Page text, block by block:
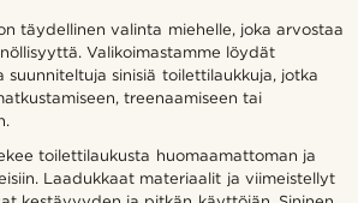
täydellinen valinta miehelle, joka arvostaa
Valikoimastamme löydät
suunniteltuja sinisiä toilettilaukkuja, jotka
treenaamiseen tai
toilettilaukusta huomaamattoman ja
Laadukkaat materiaalit ja viimeistellyt